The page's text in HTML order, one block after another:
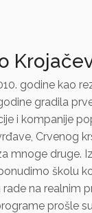
godine kao
gradila
i kompanije
Crvenog
mnoge druge.
školu
na realnim
prošle